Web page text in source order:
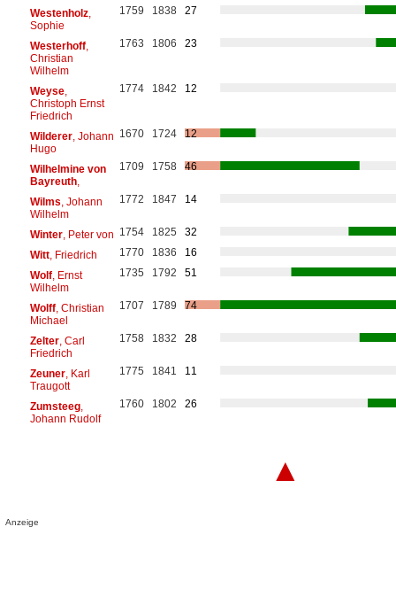
Westenholz,
Sophie
1759 1838 27
Westerhoff,
Christian
Wilhelm
1763 1806 23
Weyse,
Christoph Ernst
Friedrich
1774 1842 12
Wilderer, Johann
Hugo
1670 1724 12
Wilhelmine von
Bayreuth,
1709 1758 46
Wilms , Johann
Wilhelm
1772 1847 14
Winter, Peter von 1754 1825
32
Witt, Friedrich 1770 1836
16
Wolf, Ernst
Wilhelm
1735 1792 51
Wolff, Christian
Michael
1707 1789 74
Zelter, Carl
Friedrich
1758 1832 28
Zeuner, Karl
Traugott
1775 1841 11
Zumsteeg,
Johann Rudolf
1760 1802 26
▲
Anzeige